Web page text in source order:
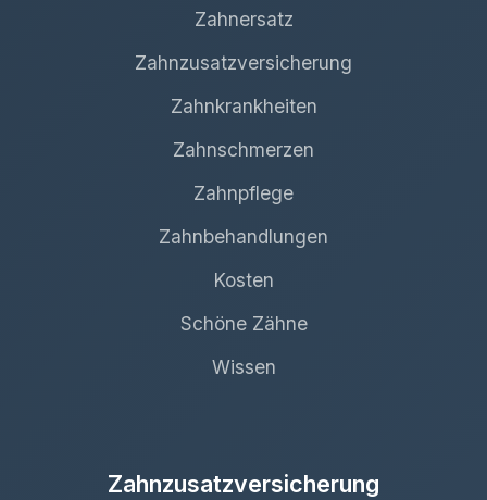
Zahnersatz
Zahnzusatzversicherung
Zahnkrankheiten
Zahnschmerzen
Zahnpflege
Zahnbehandlungen
Kosten
Schöne Zähne
Wissen
Zahnzusatzversicherung